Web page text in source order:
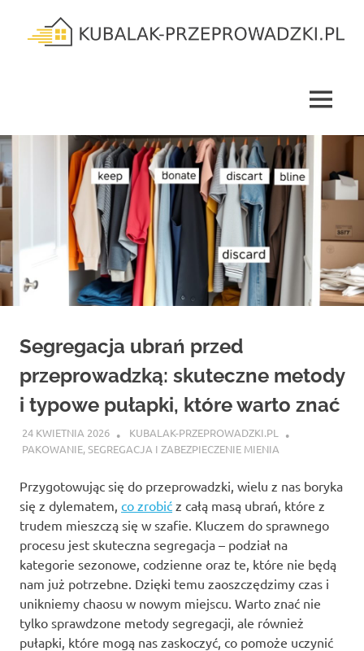
content
MENU
Segregacja ubrań przed
przeprowadzką: skuteczne metody
i typowe pułapki, które warto znać
24 KWIETNIA 2026
KUBALAK-PRZEPROWADZKI.PL
PAKOWANIE, SEGREGACJA I ZABEZPIECZENIE MIENIA
Przygotowując się do przeprowadzki, wielu z nas boryka
się z dylematem, co zrobić z całą masą ubrań, które z
trudem mieszczą się w szafie. Kluczem do sprawnego
procesu jest skuteczna segregacja – podział na
kategorie sezonowe, codzienne oraz te, które nie będą
nam już potrzebne. Dzięki temu zaoszczędzimy czas i
unikniemy chaosu w nowym miejscu. Warto znać nie
tylko sprawdzone metody segregacji, ale również
pułapki, które mogą nas zaskoczyć, co pomoże uczynić